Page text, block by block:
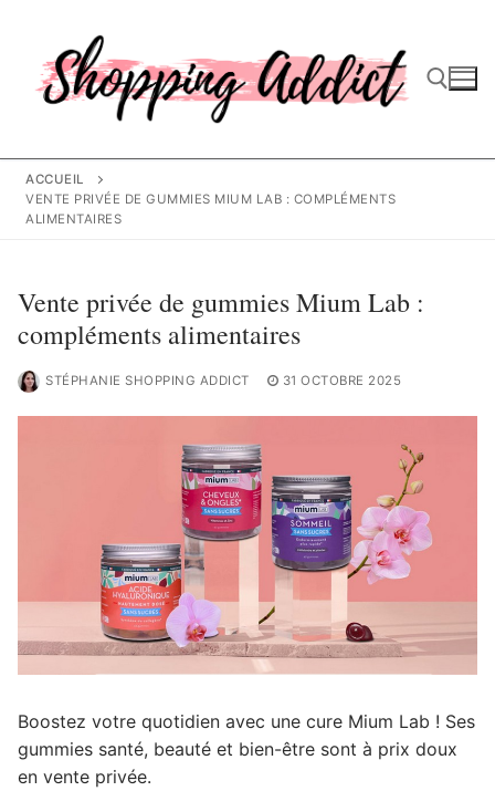
contenu
ACCUEIL
VENTE PRIVÉE DE GUMMIES MIUM LAB : COMPLÉMENTS
ALIMENTAIRES
Vente privée de gummies Mium Lab :
compléments alimentaires
STÉPHANIE SHOPPING ADDICT 31 OCTOBRE 2025
Boostez votre quotidien avec une cure Mium Lab ! Ses
gummies santé, beauté et bien-être sont à prix doux
en vente privée.